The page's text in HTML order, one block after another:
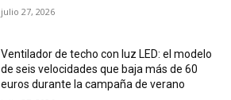
julio 27, 2026
Ventilador de techo con luz LED: el modelo
de seis velocidades que baja más de 60
euros durante la campaña de verano